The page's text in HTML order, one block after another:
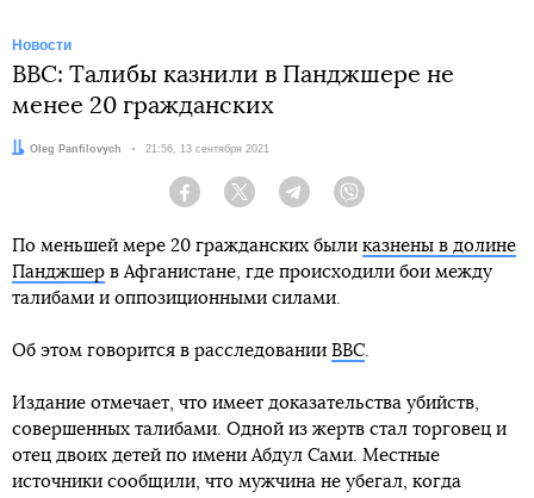
Новости
BBC: Талибы казнили в Панджшере не
менее 20 гражданских
Автор:
Oleg Panfilovych Дата:
21:56, 13 сентября 2021
Facebook Twitter Telegram
По меньшей мере 20 гражданских были казнены в долине
Панджшер в Афганистане, где происходили бои между
талибами и оппозиционными силами.
Об этом говорится в расследовании BBC.
Издание отмечает, что имеет доказательства убийств,
совершенных талибами. Одной из жертв стал торговец и
отец двоих детей по имени Абдул Сами. Местные
источники сообщили, что мужчина не убегал, когда